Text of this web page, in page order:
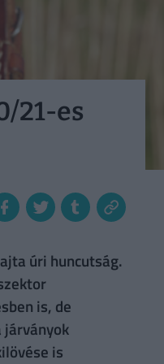
21-es
úri huncutság.
is, de
is